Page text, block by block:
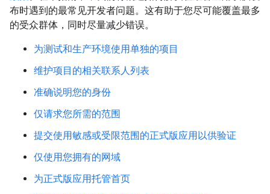
布时遇到的最常见开发者问题。这有助于您尽可能覆盖最多
的受众群体，同时尽量减少错误。
为测试和生产环境使用单独的项目
维护项目的相关联系人列表
准确说明您的身份
仅请求您所需的范围
提交使用敏感或受限范围的正式版应用以供验证
仅使用您拥有的网域
为正式版应用托管首页